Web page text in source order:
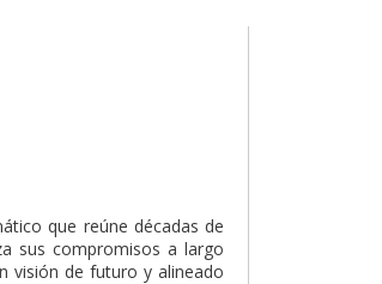
que reúne décadas de
sus compromisos a largo
visión de futuro y alineado